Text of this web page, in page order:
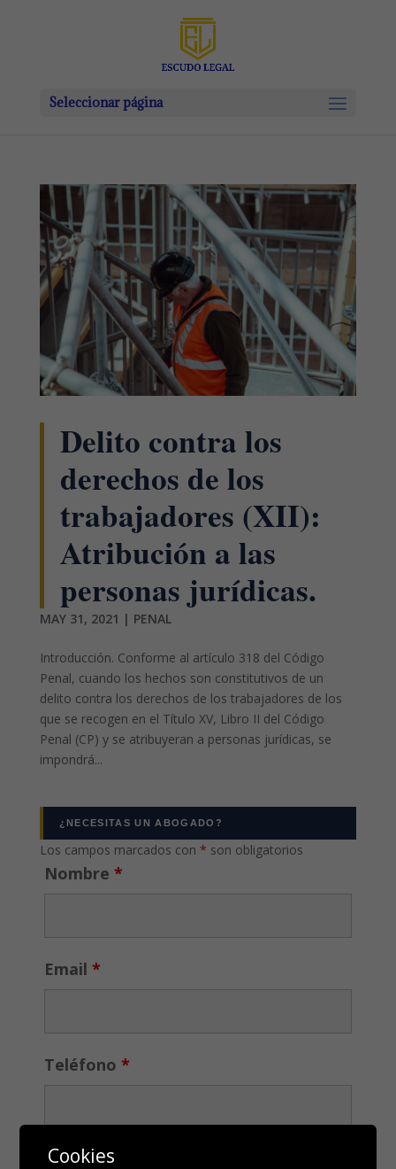
Seleccionar página
Delito contra los
derechos de los
trabajadores (XII):
Atribución a las
personas jurídicas.
MAY 31, 2021 | PENAL
Introducción. Conforme al artículo 318 del Código
Penal, cuando los hechos son constitutivos de un
delito contra los derechos de los trabajadores de los
que se recogen en el Título XV, Libro II del Código
Penal (CP) y se atribuyeran a personas jurídicas, se
impondrá...
¿NECESITAS UN ABOGADO?
Los campos marcados con * son obligatorios
Nombre *
Email *
Teléfono *
Cookies